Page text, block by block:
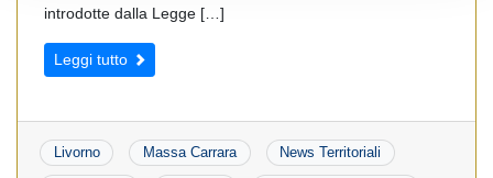
introdotte dalla Legge […]
Leggi tutto
Livorno Massa Carrara News Territoriali